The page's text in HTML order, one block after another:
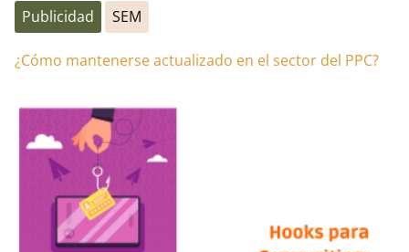
Publicidad SEM
¿Cómo mantenerse actualizado en el sector del PPC?